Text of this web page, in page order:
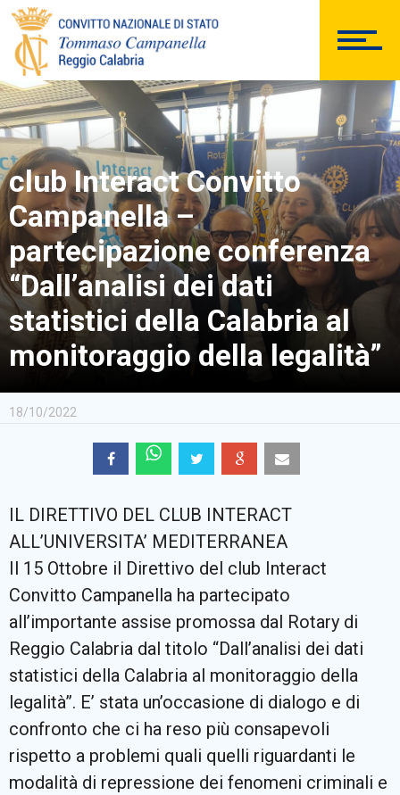
DOCUMENTAZIONE
PERSONALE
Comunicazioni Esterne
BACHECA SINDACALE
club Interact Convitto
Campanella –
partecipazione conferenza
“Dall’analisi dei dati
statistici della Calabria al
monitoraggio della legalità”
18/10/2022
IL DIRETTIVO DEL CLUB INTERACT
ALL’UNIVERSITA’ MEDITERRANEA
Il 15 Ottobre il Direttivo del club Interact
Convitto Campanella ha partecipato
all’importante assise promossa dal Rotary di
Reggio Calabria dal titolo “Dall’analisi dei dati
statistici della Calabria al monitoraggio della
legalità”. E’ stata un’occasione di dialogo e di
confronto che ci ha reso più consapevoli
rispetto a problemi quali quelli riguardanti le
modalità di repressione dei fenomeni criminali e